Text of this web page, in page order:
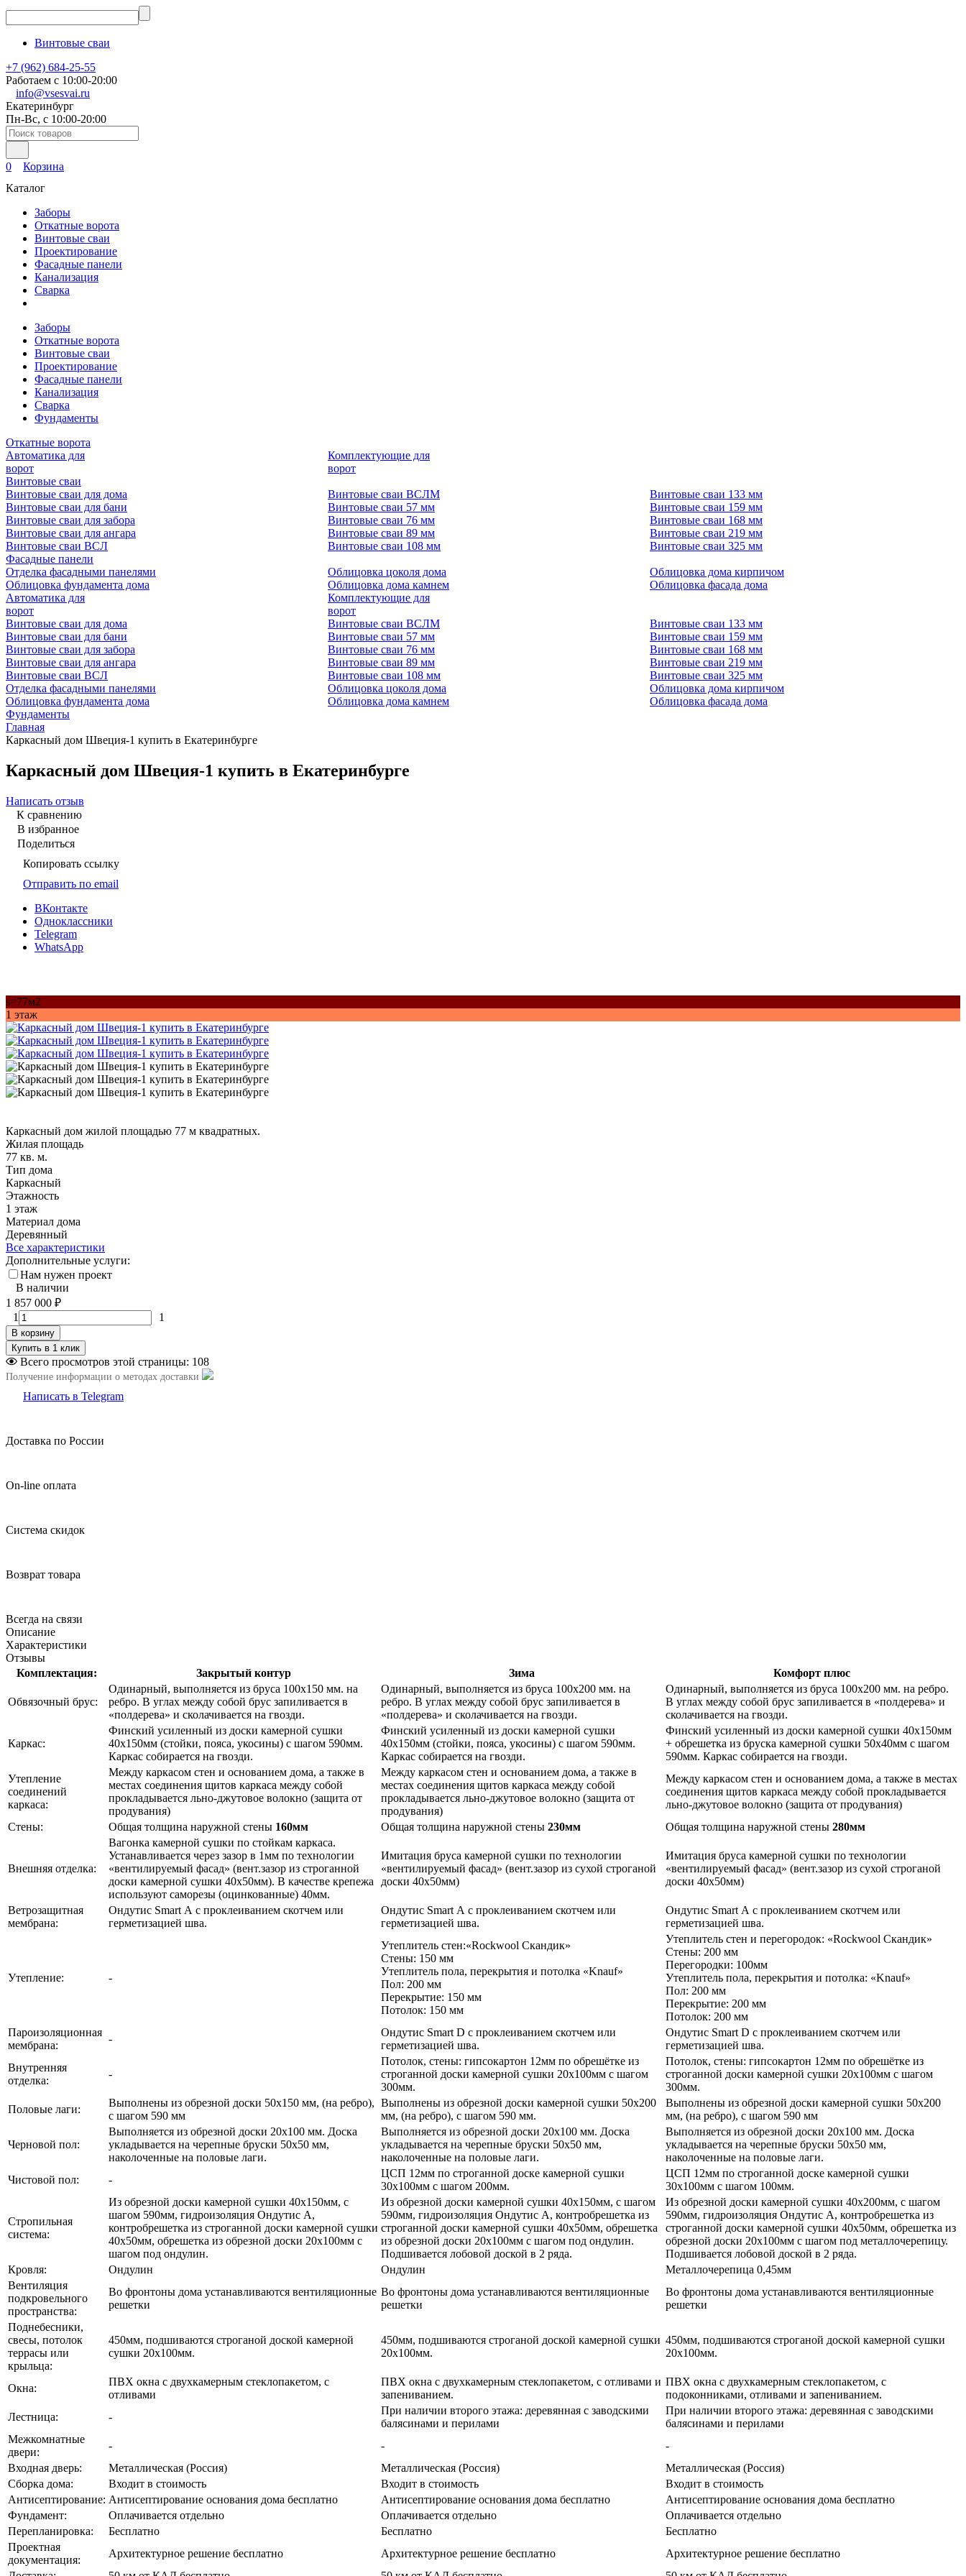
Винтовые сваи
+7 (962) 684-25-55
Работаем с 10:00-20:00
info@vsesvai.ru
Екатеринбург
Пн-Вс, с 10:00-20:00
0
Корзина
Каталог
Заборы
Откатные ворота
Винтовые сваи
Проектирование
Фасадные панели
Канализация
Сварка
Заборы
Откатные ворота
Винтовые сваи
Проектирование
Фасадные панели
Канализация
Сварка
Фундаменты
Откатные ворота
Автоматика для
ворот
Комплектующие для
ворот
Винтовые сваи
Винтовые сваи для дома
Винтовые сваи для бани
Винтовые сваи для забора
Винтовые сваи для ангара
Винтовые сваи ВСЛ
Винтовые сваи ВСЛМ
Винтовые сваи 57 мм
Винтовые сваи 76 мм
Винтовые сваи 89 мм
Винтовые сваи 108 мм
Винтовые сваи 133 мм
Винтовые сваи 159 мм
Винтовые сваи 168 мм
Винтовые сваи 219 мм
Винтовые сваи 325 мм
Фасадные панели
Отделка фасадными панелями
Облицовка фундамента дома
Облицовка цоколя дома
Облицовка дома камнем
Облицовка дома кирпичом
Облицовка фасада дома
Автоматика для
ворот
Комплектующие для
ворот
Винтовые сваи для дома
Винтовые сваи для бани
Винтовые сваи для забора
Винтовые сваи для ангара
Винтовые сваи ВСЛ
Винтовые сваи ВСЛМ
Винтовые сваи 57 мм
Винтовые сваи 76 мм
Винтовые сваи 89 мм
Винтовые сваи 108 мм
Винтовые сваи 133 мм
Винтовые сваи 159 мм
Винтовые сваи 168 мм
Винтовые сваи 219 мм
Винтовые сваи 325 мм
Отделка фасадными панелями
Облицовка фундамента дома
Облицовка цоколя дома
Облицовка дома камнем
Облицовка дома кирпичом
Облицовка фасада дома
Фундаменты
Главная
Каркасный дом Швеция-1 купить в Екатеринбурге
Каркасный дом Швеция-1 купить в Екатеринбурге
Написать отзыв
К сравнению
В избранное
Поделиться
Копировать ссылку
Отправить по email
ВКонтакте
Одноклассники
Telegram
WhatsApp
s=77м2
1 этаж
Каркасный дом жилой площадью 77 м квадратных.
Жилая площадь
77 кв. м.
Тип дома
Каркасный
Этажность
1 этаж
Материал дома
Деревянный
Все характеристики
Дополнительные услуги:
Нам нужен проект
В наличии
1 857 000 ₽
1
1
В корзину
Всего просмотров этой страницы: 108
Получение информации о методах доставки
Написать в Telegram
Доставка по России
On-line оплата
Система скидок
Возврат товара
Всегда на связи
Описание
Характеристики
Отзывы
Комплектация:
Закрытый контур Зима Комфорт плюс
Обвязочный брус:
Одинарный, выполняется из бруса 100х150 мм. на
ребро. В углах между собой брус запиливается в
«полдерева» и сколачивается на гвозди.
Одинарный, выполняется из бруса 100х200 мм. на
ребро. В углах между собой брус запиливается в
«полдерева» и сколачивается на гвозди.
Одинарный, выполняется из бруса 100х200 мм. на ребро.
В углах между собой брус запиливается в «полдерева» и
сколачивается на гвозди.
Каркас:
Финский усиленный из доски камерной сушки
40х150мм (стойки, пояса, укосины) с шагом 590мм.
Каркас собирается на гвозди.
Финский усиленный из доски камерной сушки
40х150мм (стойки, пояса, укосины) с шагом 590мм.
Каркас собирается на гвозди.
Финский усиленный из доски камерной сушки 40х150мм
+ обрешетка из бруска камерной сушки 50х40мм с шагом
590мм. Каркас собирается на гвозди.
Утепление
соединений
каркаса:
Между каркасом стен и основанием дома, а также в
местах соединения щитов каркаса между собой
прокладывается льно-джутовое волокно (защита от
продувания)
Между каркасом стен и основанием дома, а также в
местах соединения щитов каркаса между собой
прокладывается льно-джутовое волокно (защита от
продувания)
Между каркасом стен и основанием дома, а также в местах
соединения щитов каркаса между собой прокладывается
льно-джутовое волокно (защита от продувания)
Стены:
Общая толщина наружной стены 160мм Общая толщина наружной стены 230мм Общая толщина наружной стены 280мм
Внешняя отделка:
Вагонка камерной сушки по стойкам каркаса.
Устанавливается через зазор в 1мм по технологии
«вентилируемый фасад» (вент.зазор из строганной
доски камерной сушки 40х50мм). В качестве крепежа
используют саморезы (оцинкованные) 40мм.
Имитация бруса камерной сушки по технологии
«вентилируемый фасад» (вент.зазор из сухой строганой
доски 40х50мм)
Имитация бруса камерной сушки по технологии
«вентилируемый фасад» (вент.зазор из сухой строганой
доски 40х50мм)
Ветрозащитная
мембрана:
Ондутис Smart А с проклеиванием скотчем или
герметизацией шва.
Ондутис Smart А с проклеиванием скотчем или
герметизацией шва.
Ондутис Smart А с проклеиванием скотчем или
герметизацией шва.
Утепление: -
Утеплитель стен:«Rockwool Скандик»
Стены: 150 мм
Утеплитель пола, перекрытия и потолка «Knauf»
Пол: 200 мм
Перекрытие: 150 мм
Потолок: 150 мм
Утеплитель стен и перегородок: «Rockwool Скандик»
Стены: 200 мм
Перегородки: 100мм
Утеплитель пола, перекрытия и потолка: «Knauf»
Пол: 200 мм
Перекрытие: 200 мм
Потолок: 200 мм
Пароизоляционная
мембрана:
-
Ондутис Smart D с проклеиванием скотчем или
герметизацией шва.
Ондутис Smart D с проклеиванием скотчем или
герметизацией шва.
Внутренняя
отделка:
-
Потолок, стены: гипсокартон 12мм по обрешётке из
строганной доски камерной сушки 20х100мм с шагом
300мм.
Потолок, стены: гипсокартон 12мм по обрешётке из
строганной доски камерной сушки 20х100мм с шагом
300мм.
Половые лаги:
Выполнены из обрезной доски 50х150 мм, (на ребро),
с шагом 590 мм
Выполнены из обрезной доски камерной сушки 50х200
мм, (на ребро), с шагом 590 мм.
Выполнены из обрезной доски камерной сушки 50х200
мм, (на ребро), с шагом 590 мм
Черновой пол:
Выполняется из обрезной доски 20х100 мм. Доска
укладывается на черепные бруски 50х50 мм,
наколоченные на половые лаги.
Выполняется из обрезной доски 20х100 мм. Доска
укладывается на черепные бруски 50х50 мм,
наколоченные на половые лаги.
Выполняется из обрезной доски 20х100 мм. Доска
укладывается на черепные бруски 50х50 мм,
наколоченные на половые лаги.
Чистовой пол:
-
ЦСП 12мм по строганной доске камерной сушки
30х100мм с шагом 200мм.
ЦСП 12мм по строганной доске камерной сушки
30х100мм с шагом 100мм.
Стропильная
система:
Из обрезной доски камерной сушки 40х150мм, с
шагом 590мм, гидроизоляция Ондутис А,
контробрешетка из строганной доски камерной сушки
40х50мм, обрешетка из обрезной доски 20х100мм с
шагом под ондулин.
Из обрезной доски камерной сушки 40х150мм, с шагом
590мм, гидроизоляция Ондутис А, контробрешетка из
строганной доски камерной сушки 40х50мм, обрешетка
из обрезной доски 20х100мм с шагом под ондулин.
Подшивается лобовой доской в 2 ряда.
Из обрезной доски камерной сушки 40х200мм, с шагом
590мм, гидроизоляция Ондутис А, контробрешетка из
строганной доски камерной сушки 40х50мм, обрешетка из
обрезной доски 20х100мм с шагом под металлочерепицу.
Подшивается лобовой доской в 2 ряда.
Кровля:
Ондулин Ондулин
Металлочерепица 0,45мм
Вентиляция
подкровельного
пространства:
Во фронтоны дома устанавливаются вентиляционные
решетки
Во фронтоны дома устанавливаются вентиляционные
решетки
Во фронтоны дома устанавливаются вентиляционные
решетки
Поднебесники,
свесы, потолок
террасы или
крыльца:
450мм, подшиваются строганой доской камерной
сушки 20х100мм.
450мм, подшиваются строганой доской камерной сушки
20х100мм.
450мм, подшиваются строганой доской камерной сушки
20х100мм.
Окна:
ПВХ окна с двухкамерным стеклопакетом, с
отливами
ПВХ окна с двухкамерным стеклопакетом, с отливами и
запениванием.
ПВХ окна с двухкамерным стеклопакетом, с
подоконниками, отливами и запениванием.
Лестница:
-
При наличии второго этажа: деревянная с заводскими
балясинами и перилами
При наличии второго этажа: деревянная с заводскими
балясинами и перилами
Межкомнатные
двери:
- -
-
Входная дверь:
Металлическая (Россия) Металлическая (Россия)
Металлическая (Россия)
Сборка дома:
Входит в стоимость Входит в стоимость
Входит в стоимость
Антисептирование: Антисептирование основания дома бесплатно Антисептирование основания дома бесплатно
Антисептирование основания дома бесплатно
Фундамент:
Оплачивается отдельно Оплачивается отдельно
Оплачивается отдельно
Перепланировка:
Бесплатно Бесплатно
Бесплатно
Проектная
документация:
Архитектурное решение бесплатно Архитектурное решение бесплатно
Архитектурное решение бесплатно